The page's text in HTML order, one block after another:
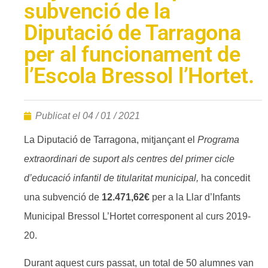
subvenció de la
Diputació de Tarragona
per al funcionament de
l’Escola Bressol l’Hortet.
Publicat el 04 / 01 / 2021
La Diputació de Tarragona, mitjançant el Programa
extraordinari de suport als centres del primer cicle
d’educació infantil de titularitat municipal, ha concedit
una subvenció de 12.471,62€ per a la Llar d’Infants
Municipal Bressol L’Hortet corresponent al curs 2019-
20.
Durant aquest curs passat, un total de 50 alumnes van